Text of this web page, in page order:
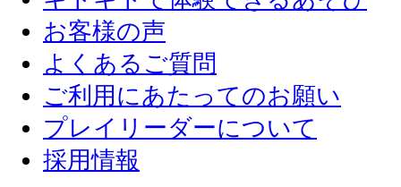
お客様の声
よくあるご質問
ご利用にあたってのお願い
プレイリーダーについて
採用情報